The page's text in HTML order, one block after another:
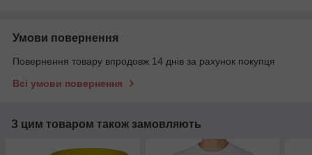
Умови повернення
Повернення товару впродовж 14 днів за рахунок покупця
Всі умови повернення
З цим товаром також замовляють